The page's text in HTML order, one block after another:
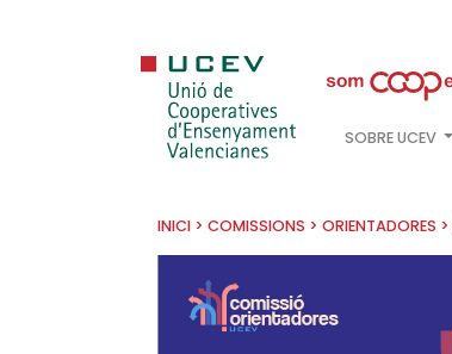
SOBRE UCEV
INICI > COMISSIONS > ORIENTADORES >